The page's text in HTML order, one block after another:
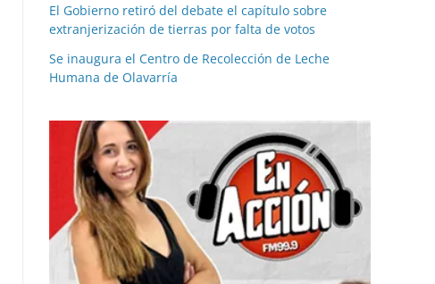
El Gobierno retiró del debate el capítulo sobre
extranjerización de tierras por falta de votos
Se inaugura el Centro de Recolección de Leche
Humana de Olavarría